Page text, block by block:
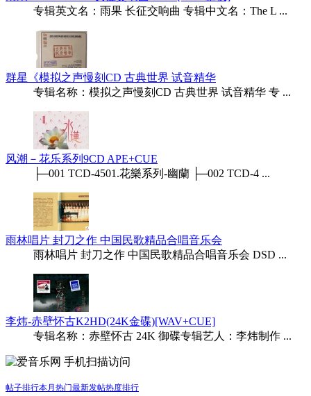
专辑英文名：雨果 长征交响曲 专辑中文名：The L ...
群星《模拟之声慢刻CD 古典世界 试音精华
专辑名称：模拟之声慢刻CD 古典世界 试音精华 专 ...
风潮－花乐系列9CD APE+CUE
├─001 TCD-4501.花樂系列-幽蘭 ├─002 TCD-4 ...
雨林唱片 封刀之作 中国民歌精品合唱音乐会
雨林唱片 封刀之作 中国民歌精品合唱音乐会 DSD ...
李炜-赤壁怀古K2HD(24K金碟)[WAV+CUE]
专辑名称：赤壁怀古 24K 御碟专辑艺人：李炜制作 ...
手机扫描访问
帖子排行本月热门最新发帖热度排行